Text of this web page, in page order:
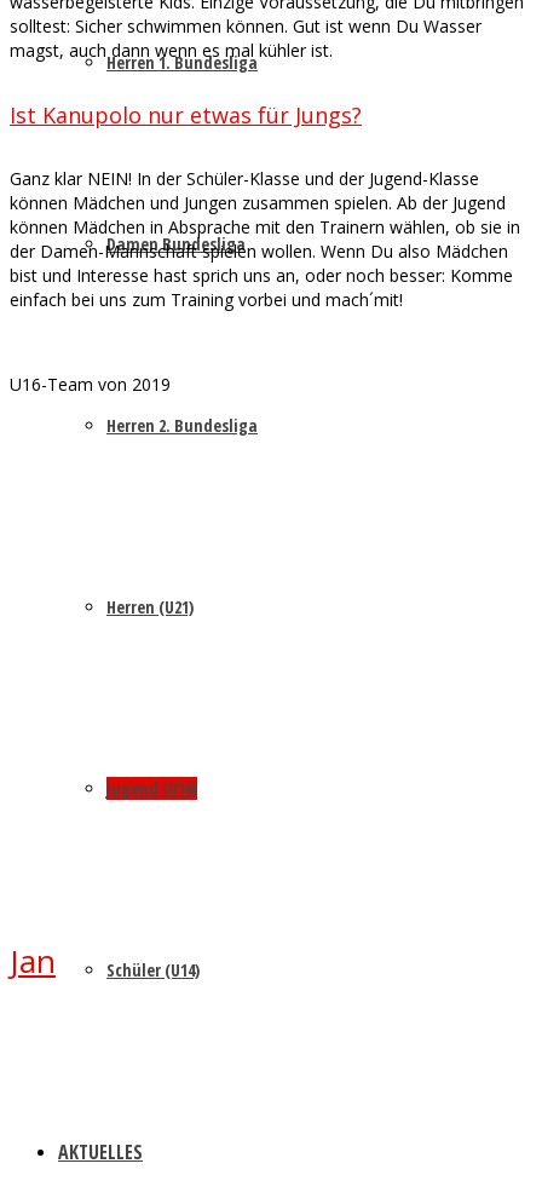
Herren 1. Bundesliga
Damen Bundesliga
Herren 2. Bundesliga
Herren (U21)
Jugend (U16)
Schüler (U14)
AKTUELLES
solltest: Sicher schwimmen können. Gut ist wenn Du Wasser
magst, auch dann wenn es mal kühler ist.
Ist Kanupolo nur etwas für Jungs?
Ganz klar NEIN! In der Schüler-Klasse und der Jugend-Klasse
können Mädchen und Jungen zusammen spielen. Ab der Jugend
können Mädchen in Absprache mit den Trainern wählen, ob sie in
der Damen-Mannschaft spielen wollen. Wenn Du also Mädchen
bist und Interesse hast sprich uns an, oder noch besser: Komme
einfach bei uns zum Training vorbei und mach´mit!
U16-Team von 2019
Jan